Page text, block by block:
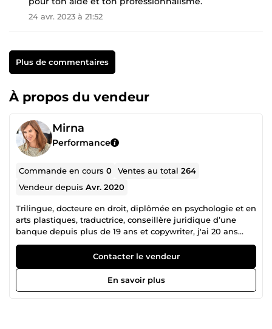
24 avr. 2023 à 21:52
Plus de commentaires
À propos du vendeur
Mirna
Performance
Commande en cours0 Ventes au total264
Vendeur depuisAvr. 2020
Trilingue, docteure en droit, diplômée en psychologie et en
arts plastiques, traductrice, conseillère juridique d’une
banque depuis plus de 19 ans et copywriter, j'ai 20 ans
d'expérience sur et hors comeup, et je travaille pour la
France et d'autres pays francophones, anglophones et
arabophones. je vous propose un travail PRO et RAPIDE
24/7, sans aucun logiciel. Je vous souhaite la bienvenue!
Contacter le vendeur
En savoir plus